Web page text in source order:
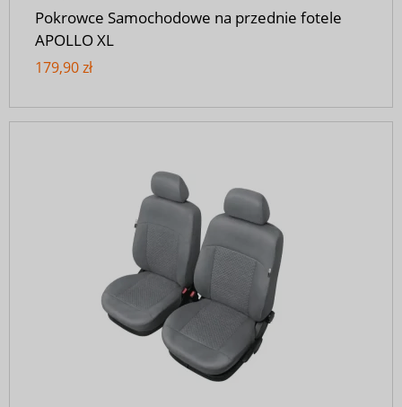
Pokrowce Samochodowe na przednie fotele
APOLLO XL
179,90 zł